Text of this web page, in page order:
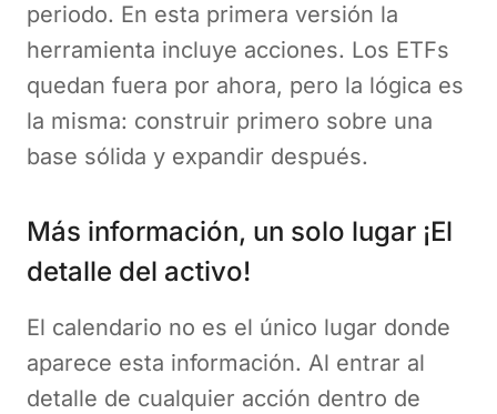
periodo. En esta primera versión la
herramienta incluye acciones. Los ETFs
quedan fuera por ahora, pero la lógica es
la misma: construir primero sobre una
base sólida y expandir después.
Más información, un solo lugar ¡El
detalle del activo!
El calendario no es el único lugar donde
aparece esta información. Al entrar al
detalle de cualquier acción dentro de